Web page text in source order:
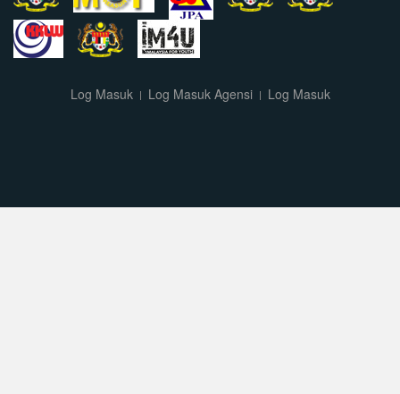
Log Masuk Log Masuk Agensi Log Masuk